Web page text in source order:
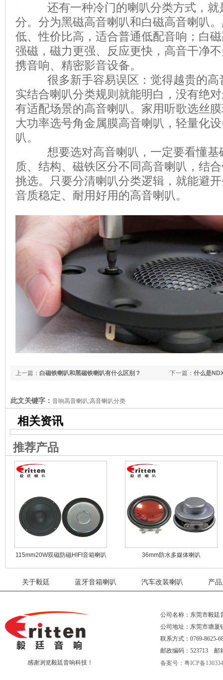
还有一种冷门的喇叭分类方式，就
分。分为黑磁高音喇叭和白磁高音喇叭
低、性价比高，适合普通低配音响；白
强磁，磁力更强、反应更快，高音干净
携音响、精密影音设备。
很多新手容易误区：觉得越贵的高
实结合喇叭分类规则就能明白，没有绝
有适配场景的高音喇叭。家用听歌选丝
大功率选号角金属膜高音喇叭，轻量化
叭。
想要选对高音喇叭，一定要看懂基
质、结构、磁铁区分不同高音喇叭，结
挑选。只要分清喇叭分类逻辑，就能避
音质稳定、耐用好用的高音喇叭。
下一篇： 什么是
上一篇： 白磁铁喇叭和黑磁铁喇叭有什么区别？
此文关键字： 音响高音喇叭;高音喇叭分类
相关资讯
推荐产品
115mm20W双磁防磁HIFI音箱喇叭 36mm防水多媒体喇叭
关于毅廷 蓝牙音箱喇叭 汽车改装喇叭 产
感谢浏览毅廷音响科技！
公司名称：东莞市毅廷
公司地址：东莞市塘厦
联系方式：0769-8625-
邮政编码：523713 邮
备案号：粤ICP备